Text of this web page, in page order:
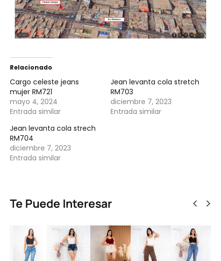
Relacionado
Cargo celeste jeans
mujer RM721
mayo 4, 2024
Entrada similar
Jean levanta cola stretch
RM703
diciembre 7, 2023
Entrada similar
Jean levanta cola strech
RM704
diciembre 7, 2023
Entrada similar
Te Puede Interesar